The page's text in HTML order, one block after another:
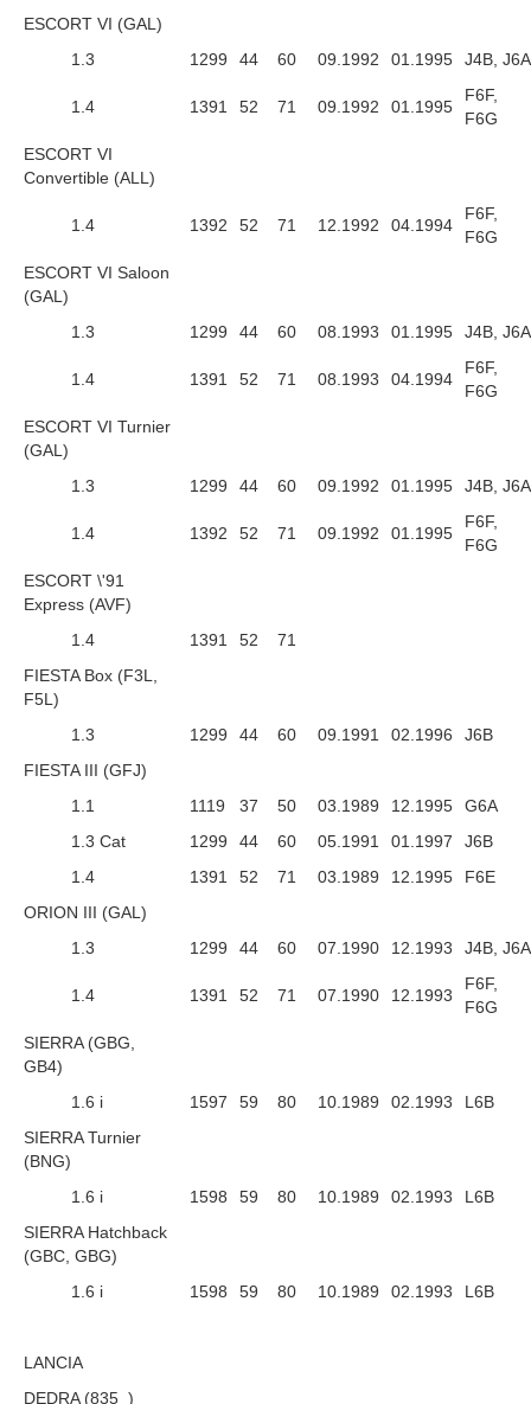
ESCORT VI (GAL)
1.3
1299 44 60 09.1992 01.1995 J4B, J6A
1.4 1391 52 71 09.1992 01.1995
F6F,
F6G
ESCORT VI
Convertible (ALL)
1.4 1392 52 71 12.1992 04.1994
F6F,
F6G
ESCORT VI Saloon
(GAL)
1.3
1299 44 60 08.1993 01.1995 J4B, J6A
1.4 1391 52 71 08.1993 04.1994
F6F,
F6G
ESCORT VI Turnier
(GAL)
1.3
1299 44 60 09.1992 01.1995 J4B, J6A
1.4 1392 52 71 09.1992 01.1995
F6F,
F6G
ESCORT \'91
Express (AVF)
1.4
1391 52
71
FIESTA Box (F3L,
F5L)
1.3
1299 44 60 09.1991 02.1996
J6B
FIESTA III (GFJ)
1.1
1119 37 50 03.1989 12.1995
G6A
1.3 Cat
1299 44 60 05.1991 01.1997
J6B
1.4
1391 52 71 03.1989 12.1995
F6E
ORION III (GAL)
1.3
1299 44 60 07.1990 12.1993 J4B, J6A
1.4 1391 52 71 07.1990 12.1993
F6F,
F6G
SIERRA (GBG,
GB4)
1.6 i
1597 59 80 10.1989 02.1993
L6B
SIERRA Turnier
(BNG)
1.6 i
1598 59 80 10.1989 02.1993
L6B
SIERRA Hatchback
(GBC, GBG)
1.6 i
1598 59 80 10.1989 02.1993 L6B
LANCIA
DEDRA (835_)